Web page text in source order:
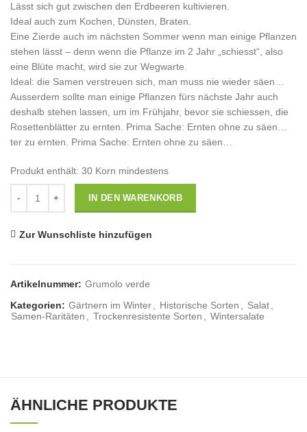
Lässt sich gut zwischen den Erdbeeren kultivieren.
Ideal auch zum Kochen, Dünsten, Braten.
Eine Zierde auch im nächsten Sommer wenn man einige Pflanzen
stehen lässt – denn wenn die Pflanze im 2 Jahr „schiesst“, also
eine Blüte macht, wird sie zur Wegwarte.
Ideal: die Samen verstreuen sich, man muss nie wieder säen…
Ausserdem sollte man einige Pflanzen fürs nächste Jahr auch
deshalb stehen lassen, um im Frühjahr, bevor sie schiessen, die
Rosettenblätter zu ernten. Prima Sache: Ernten ohne zu säen…
ter zu ernten. Prima Sache: Ernten ohne zu säen…
Produkt enthält: 30 Korn mindestens
IN DEN WARENKORB
Zur Wunschliste hinzufügen
Artikelnummer: Grumolo verde
Kategorien: Gärtnern im Winter, Historische Sorten , Salat,
Samen-Raritäten , Trockenresistente Sorten , Wintersalate
ÄHNLICHE PRODUKTE